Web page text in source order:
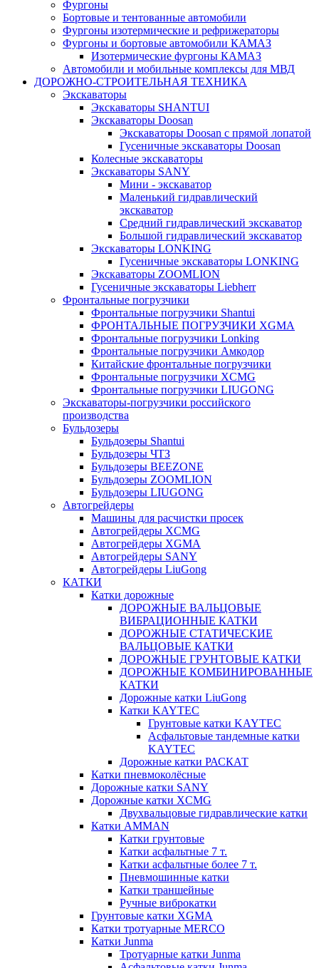
Фургоны
Бортовые и тентованные автомобили
Фургоны изотермические и рефрижераторы
Фургоны и бортовые автомобили КАМАЗ
Изотермические фургоны КАМАЗ
Автомобили и мобильные комплексы для МВД
ДОРОЖНО-СТРОИТЕЛЬНАЯ ТЕХНИКА
Экскаваторы
Экскаваторы SHANTUI
Экскаваторы Doosan
Экскаваторы Doosan с прямой лопатой
Гусеничные экскаваторы Doosan
Колесные экскаваторы
Экскаватоpы SANY
Мини - экскаватор
Маленький гидравлический
экскаватор
Средний гидравлический экскаватор
Большой гидравлический экскаватор
Экскаваторы LONKING
Гусеничные экскаваторы LONKING
Экскаваторы ZOOMLION
Гусеничные экскаваторы Liebherr
Фронтальные погрузчики
Фронтальные погрузчики Shantui
ФРОНТАЛЬНЫЕ ПОГРУЗЧИКИ XGMA
Фронтальные погрузчики Lonking
Фронтальные погрузчики Амкодор
Китайские фронтальные погрузчики
Фронтальные погрузчики XCMG
Фронтальные погрузчики LIUGONG
Экскаваторы-погрузчики российского
производства
Бульдозеры
Бульдозеры Shantui
Бульдозеры ЧТЗ
Бульдозеры BEEZONE
Бульдозеры ZOOMLION
Бульдозеры LIUGONG
Автогрейдеры
Машины для расчистки просек
Автогрейдеры XCMG
Автогрейдеры XGMA
Автогрейдеры SANY
Автогрейдеры LiuGong
КАТКИ
Катки дорожные
ДОРОЖНЫЕ ВАЛЬЦОВЫЕ
ВИБРАЦИОННЫЕ КАТКИ
ДОРОЖНЫЕ СТАТИЧЕСКИЕ
ВАЛЬЦОВЫЕ КАТКИ
ДОРОЖНЫЕ ГРУНТОВЫЕ КАТКИ
ДОРОЖНЫЕ КОМБИНИРОВАННЫЕ
КАТКИ
Дорожные катки LiuGong
Катки KAYTEC
Грунтовые катки KAYTEC
Асфальтовые тандемные катки
KAYTEC
Дорожные катки РАСКАТ
Катки пневмоколёсные
Дорожные катки SANY
Дорожные катки XCMG
Двухвальцовые гидравлические катки
Катки AMMAN
Катки грунтовые
Катки асфальтные 7 т.
Катки асфальтные более 7 т.
Пневмошинные катки
Катки траншейные
Ручные виброкатки
Грунтовые катки XGMA
Катки тротуарные MERCO
Катки Junma
Тротуарные катки Junma